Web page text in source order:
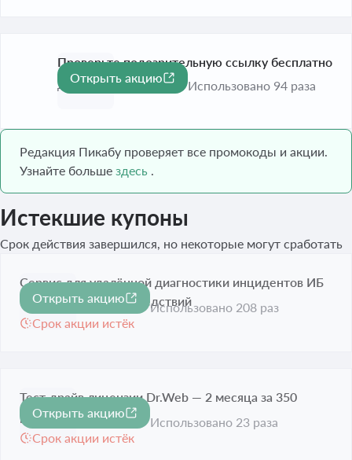
Проверьте подозрительную ссылку бесплатно
До 31 дек. 2026
Открыть акцию
Использовано 94 раза
Редакция Пикабу проверяет все промокоды и акции.
Узнайте больше здесь .
Истекшие купоны
Срок действия завершился, но некоторые могут сработать
Сервис для удалённой диагностики инцидентов ИБ
и устранения их последствий
Срок акции истёк
Открыть акцию
Использовано 208 раз
Тест-драйв лицензии Dr.Web — 2 месяца за 350
рублей
Срок акции истёк
Открыть акцию
Использовано 23 раза